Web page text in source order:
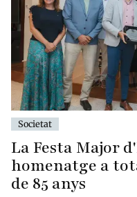
Societat
La Festa Major
homenatge a
de 85 anys